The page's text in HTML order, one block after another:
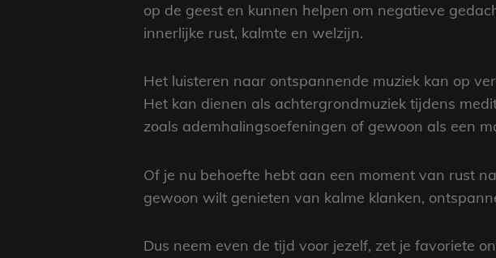
op de geest en kunnen helpen om negatieve
innerlijke rust, kalmte en welzijn.
Het luisteren naar ontspannende muziek kan op
Het kan dienen als achtergrondmuziek tijdens
zoals ademhalingsoefeningen of gewoon als een
Of je nu behoefte hebt aan een moment van rust
gewoon wilt genieten van kalme klanken,
Dus neem even de tijd voor jezelf, zet je favoriete